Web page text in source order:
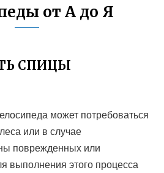
от А до Я
СПИЦЫ
может потребоваться
или в случае
поврежденных или
выполнения этого процесса